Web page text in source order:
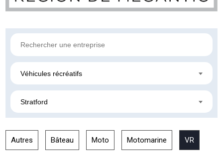
Véhicules récréatifs
Stratford
Autres Bâteau Moto Motomarine VR